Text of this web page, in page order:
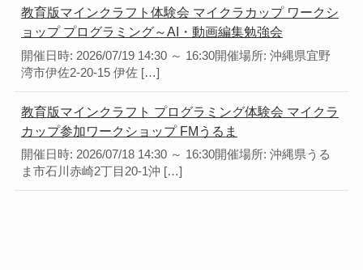
教育版マインクラフト体験会 マイクラカップ ワークシ
ョップ プログラミング～AI・動画編集勉強会
開催日時: 2026/07/19 14:30 ～ 16:30開催場所: 沖縄県宜野
湾市伊佐2-20-15 伊佐 […]
教育版マインクラフト プログラミング体験会 マイクラ
カップ参加ワークショップ FMうるま
開催日時: 2026/07/18 14:30 ～ 16:30開催場所: 沖縄県うる
ま市石川赤崎2丁目20-1沖 […]